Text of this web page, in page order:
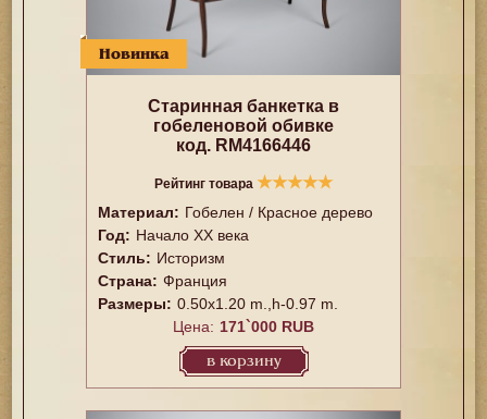
Новинка
Старинная банкетка в
гобеленовой обивке
код. RM4166446
Рейтинг товара ★★★★★
Материал: Гобелен / Красное дерево
Год: Начало XX века
Стиль: Историзм
Страна: Франция
Размеры: 0.50x1.20 m.,h-0.97 m.
Цена: 171`000 RUB
в корзину